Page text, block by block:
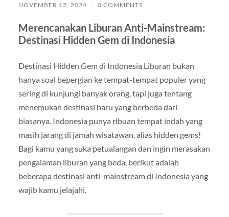
NOVEMBER 12, 2024 / 0 COMMENTS
Merencanakan Liburan Anti-Mainstream:
Destinasi Hidden Gem di Indonesia
Destinasi Hidden Gem di Indonesia Liburan bukan
hanya soal bepergian ke tempat-tempat populer yang
sering di kunjungi banyak orang, tapi juga tentang
menemukan destinasi baru yang berbeda dari
biasanya. Indonesia punya ribuan tempat indah yang
masih jarang di jamah wisatawan, alias hidden gems!
Bagi kamu yang suka petualangan dan ingin merasakan
pengalaman liburan yang beda, berikut adalah
beberapa destinasi anti-mainstream di Indonesia yang
wajib kamu jelajahi.